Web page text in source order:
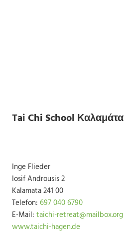
Tai Chi School Καλαμάτα
Inge Flieder
Iosif Androusis 2
Kalamata 241 00
Telefon: 697 040 6790
E-Mail: taichi-retreat@mailbox.org
www.taichi-hagen.de